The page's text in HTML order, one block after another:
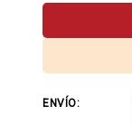
ENVÍO: